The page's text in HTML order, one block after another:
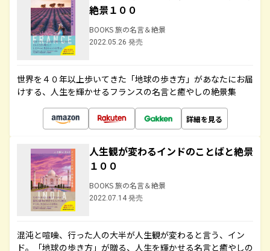
絶景１００
BOOKS 旅の名言＆絶景
2022.05.26 発売
世界を４０年以上歩いてきた「地球の歩き方」があなたにお届
けする、人生を輝かせるフランスの名言と癒やしの絶景集
詳細を見る
人生観が変わるインドのことばと絶景
１００
BOOKS 旅の名言＆絶景
2022.07.14 発売
混沌と喧噪、行った人の大半が人生観が変わると言う、イン
ド。「地球の歩き方」が贈る、人生を輝かせる名言と癒やしの